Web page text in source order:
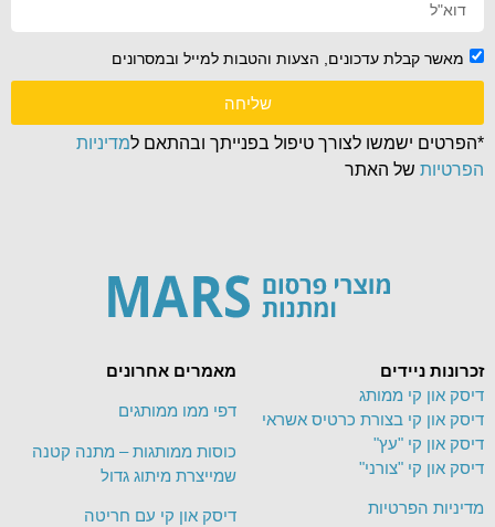
מאמרים אחרונים
דפי ממו ממותגים
כוסות ממותגות – מתנה קטנה
שמייצרת מיתוג גדול
דיסק און קי עם חריטה
זכרונות ניידים
דיסק און קי ממותג
דיסק און קי בצורת כרטיס אשראי
דיסק און קי "עץ"
דיסק און קי "צורני"
מדיניות הפרטיות
מאשר קבלת עדכונים, הצעות והטבות למייל ובמסרונים
שליחה
*הפרטים ישמשו לצורך טיפול בפנייתך ובהתאם למדיניות
הפרטיות של האתר